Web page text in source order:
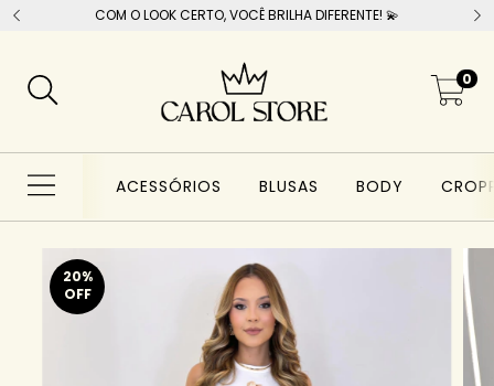
COM O LOOK CERTO, VOCÊ BRILHA DIFERENTE! 💫
0
ACESSÓRIOS BLUSAS BODY
20%
OFF